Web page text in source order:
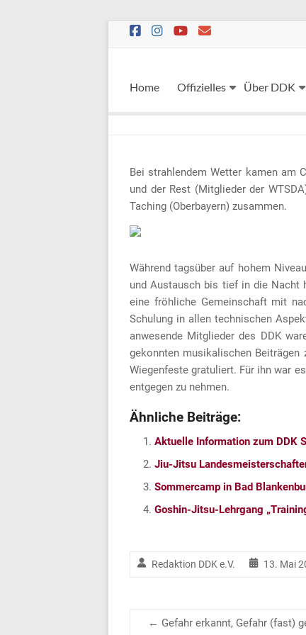
Home Offizielles Über DDK
Bei strahlendem Wetter kamen am
und der Rest (Mitglieder der
Taching (Oberbayern) zusammen.
Während tagsüber auf hohem
und Austausch bis tief in die Nacht
eine fröhliche Gemeinschaft mit
Schulung in allen technischen
anwesende Mitglieder des DDK
gekonnten musikalischen Beiträgen
Wiegenfeste gratuliert. Für ihn war
entgegen zu nehmen.
Ähnliche Beiträge:
Aktuelle Information zum DDK
Jiu-Jitsu
Sommercamp in Bad
Goshin-Jitsu-Lehrgang
Redaktion DDK e.V. 13. Mai
← Gefahr erkannt, Gefahr (fast)